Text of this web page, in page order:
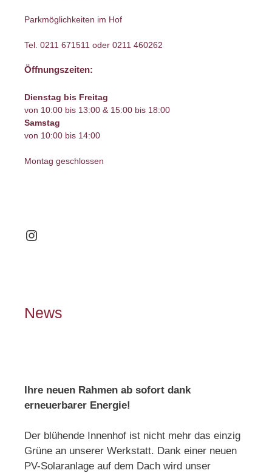
Parkmöglichkeiten im Hof
Tel. 0211 671511 oder 0211 460262
Öffnungszeiten:
Dienstag bis Freitag
von 10:00 bis 13:00 & 15:00 bis 18:00
Samstag
von 10:00 bis 14:00
Montag geschlossen
Instagram
News
Ihre neuen Rahmen ab sofort dank
erneuerbarer Energie!
Der blühende Innenhof ist nicht mehr das einzig
Grüne an unserer Werkstatt. Dank einer neuen
PV-Solaranlage auf dem Dach wird unser